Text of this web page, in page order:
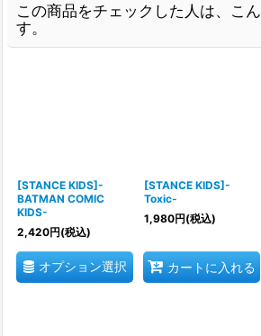
この商品をチェックした人は、こ
す。
[STANCE KIDS]-
BATMAN COMIC
KIDS-
2,420円(税込)
オプション選択
[STANCE KIDS]-
Toxic-
1,980円(税込)
カートに入れる